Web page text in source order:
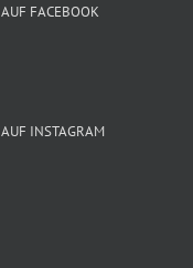
FACEBOOK
INSTAGRAM